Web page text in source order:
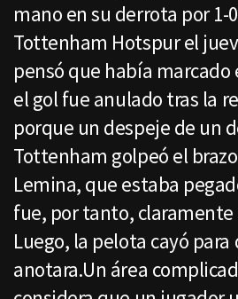
mano en su derrota por 1-
Tottenham Hotspur el
pensó que había
el gol fue anulado tras la
porque un despeje de un
Tottenham golpeó el
Lemina, que estaba
fue, por tanto,
Luego, la pelota cayó para
anotara.Un área